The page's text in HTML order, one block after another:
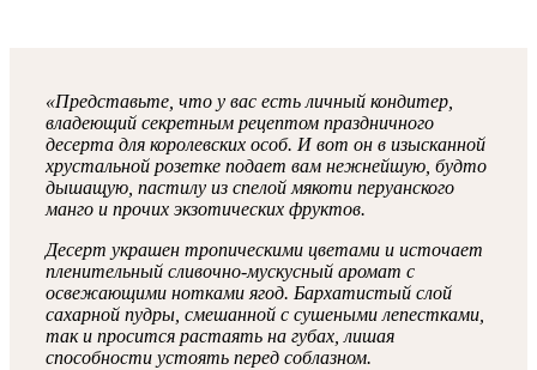
«Представьте, что у вас есть личный кондитер,
владеющий секретным рецептом праздничного
десерта для королевских особ. И вот он в изысканной
хрустальной розетке подает вам нежнейшую, будто
дышащую, пастилу из спелой мякоти перуанского
манго и прочих экзотических фруктов.
Десерт украшен тропическими цветами и источает
пленительный сливочно-мускусный аромат с
освежающими нотками ягод. Бархатистый слой
сахарной пудры, смешанной с сушеными лепестками,
так и просится растаять на губах, лишая
способности устоять перед соблазном.